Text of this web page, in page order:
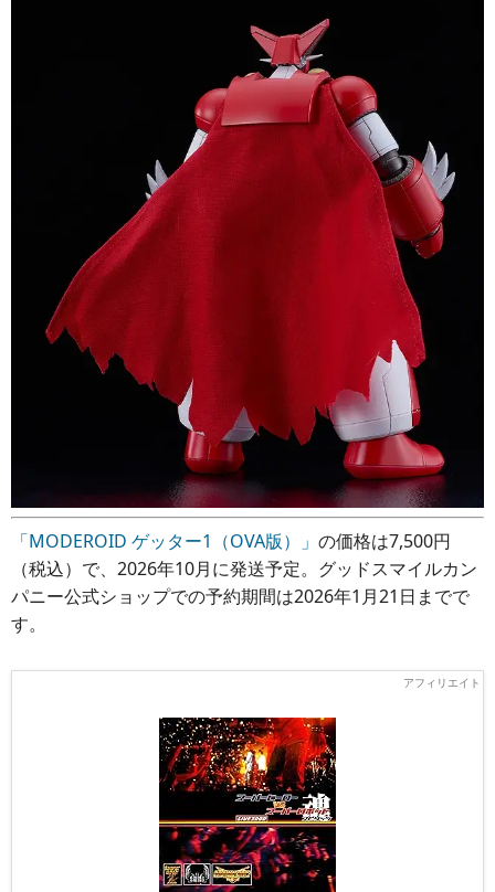
「MODEROID ゲッター1（OVA版）」 の価格は7,500円
（税込）で、2026年10月に発送予定。グッドスマイルカン
パニー公式ショップでの予約期間は2026年1月21日までで
す。